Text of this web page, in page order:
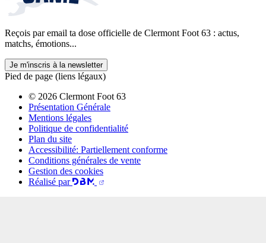
Reçois par email ta dose officielle de Clermont Foot 63 : actus,
matchs, émotions...
Je m'inscris à la newsletter
Pied de page (liens légaux)
© 2026 Clermont Foot 63
Présentation Générale
Mentions légales
Politique de confidentialité
Plan du site
Accessibilité: Partiellement conforme
Conditions générales de vente
Gestion des cookies
Réalisé par